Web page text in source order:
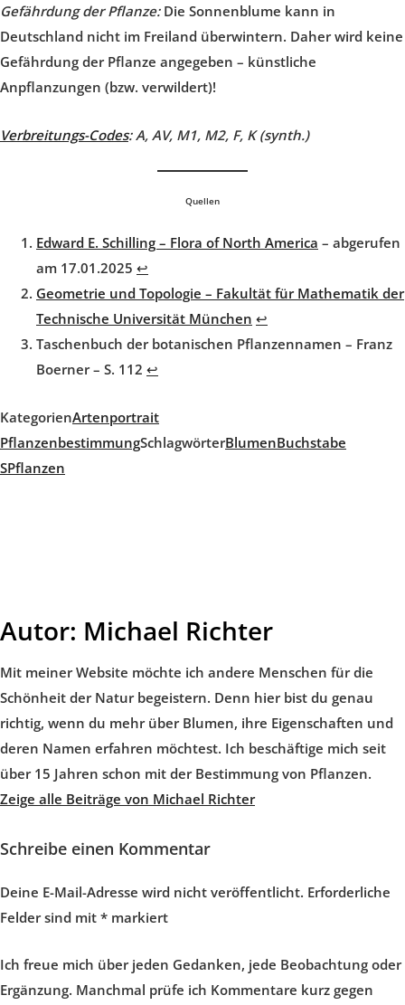
Gefährdung der Pflanze: Die Sonnenblume kann in
Deutschland nicht im Freiland überwintern. Daher wird keine
Gefährdung der Pflanze angegeben – künstliche
Anpflanzungen (bzw. verwildert)!
Verbreitungs-Codes: A, AV, M1, M2, F, K (synth.)
Quellen
Edward E. Schilling – Flora of North America – abgerufen
am 17.01.2025 ↩︎
Geometrie und Topologie – Fakultät für Mathematik der
Technische Universität München ↩︎
Taschenbuch der botanischen Pflanzennamen – Franz
Boerner – S. 112 ↩︎
KategorienArtenportrait
PflanzenbestimmungSchlagwörterBlumenBuchstabe
SPflanzen
Autor: Michael Richter
Mit meiner Website möchte ich andere Menschen für die
Schönheit der Natur begeistern. Denn hier bist du genau
richtig, wenn du mehr über Blumen, ihre Eigenschaften und
deren Namen erfahren möchtest. Ich beschäftige mich seit
über 15 Jahren schon mit der Bestimmung von Pflanzen.
Zeige alle Beiträge von Michael Richter
Schreibe einen Kommentar
Deine E-Mail-Adresse wird nicht veröffentlicht. Erforderliche
Felder sind mit * markiert
Ich freue mich über jeden Gedanken, jede Beobachtung oder
Ergänzung. Manchmal prüfe ich Kommentare kurz gegen